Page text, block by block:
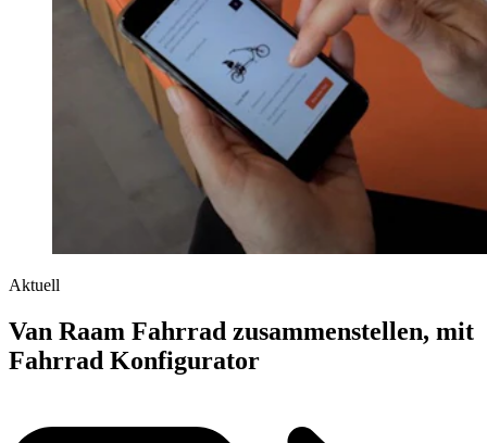
Aktuell
Van Raam Fahrrad zusammenstellen, mit
Fahrrad Konfigurator